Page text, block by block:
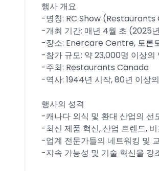
행사 개요
-명칭: RC Show
-개최 기간: 매년 4월 초 (2025
-장소: Enercare Centre, 토론
-참가 규모: 약 23,000명 이상의
-주최: Restaurants Canada
-역사: 1944년 시작, 80년 이상
행사의 성격
-캐나다 외식 및 환대 산업의 선
-최신 제품 혁신, 산업 트렌드,
-업계 전문가들의 네트워킹 및
-지속 가능성 및 기술 혁신을 강